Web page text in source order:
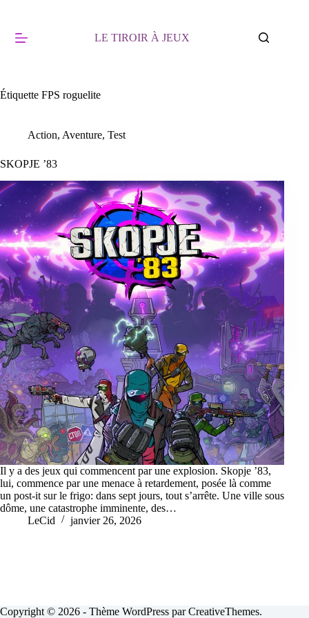
LE TIROIR À JEUX
Étiquette FPS roguelite
Action, Aventure, Test
SKOPJE ’83
Il y a des jeux qui commencent par une explosion. Skopje ’83,
lui, commence par une menace à retardement, posée là comme
un post-it sur le frigo: dans sept jours, tout s’arrête. Une ville sous
dôme, une catastrophe imminente, des…
LeCid
janvier 26, 2026
Copyright © 2026 - Thème WordPress parCreativeThemes.